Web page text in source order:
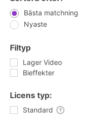
Bästa matchning
Nyaste
Filtyp
Lager Video
Bieffekter
Licens typ:
Standard